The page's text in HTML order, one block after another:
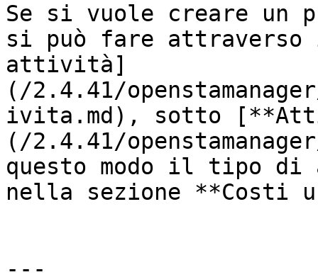
Se si vuole creare
si può fare
attività]
(/2.4.41/
ivita.md), sotto
(/2.4.41/
questo modo il tipo
nella sezione **Costi
---